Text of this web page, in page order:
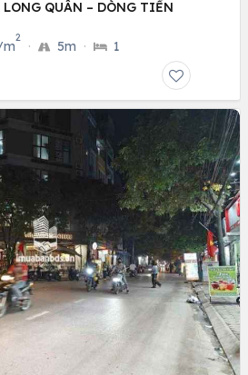
QUÂN – DÒNG TIỀN
m
2
· 5m · 1